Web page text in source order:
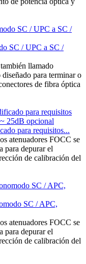
SC / UPC a SC /
llamado
para terminar o
de fibra óptica
para requisitos...
atenuadores FOCC se
para depurar el
de calibración del
SC / APC,
atenuadores FOCC se
para depurar el
de calibración del